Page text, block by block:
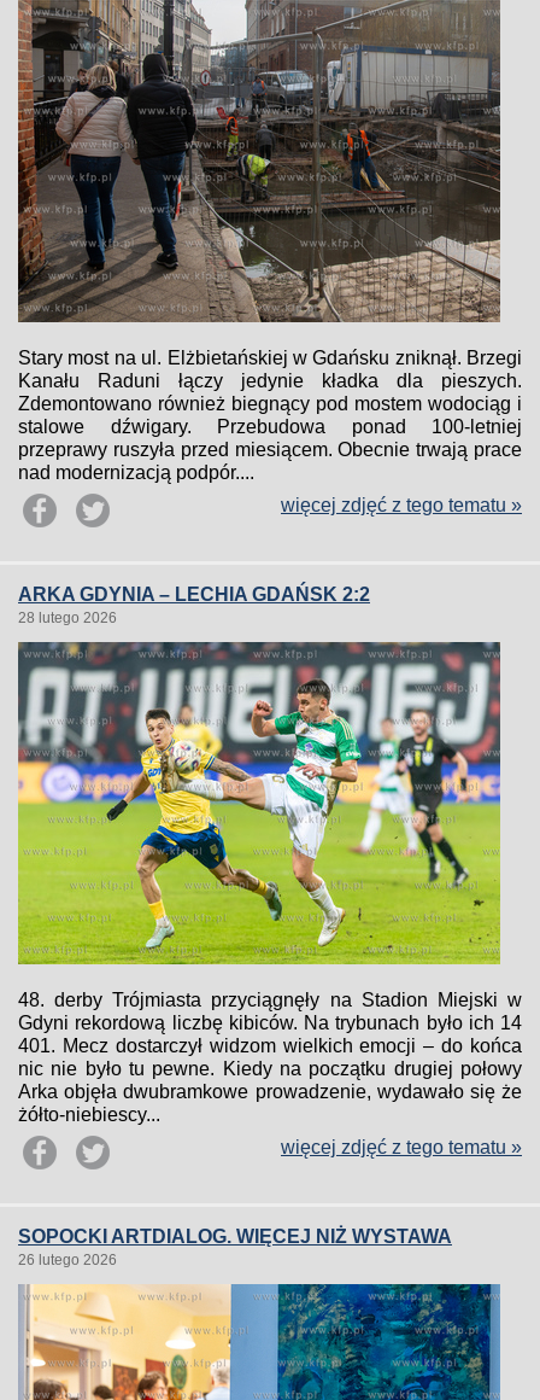
Stary most na ul. Elżbietańskiej w Gdańsku zniknął. Brzegi
Kanału Raduni łączy jedynie kładka dla pieszych.
Zdemontowano również biegnący pod mostem wodociąg i
stalowe dźwigary. Przebudowa ponad 100-letniej
przeprawy ruszyła przed miesiącem. Obecnie trwają prace
nad modernizacją podpór....
więcej zdjęć z tego tematu »
ARKA GDYNIA – LECHIA GDAŃSK 2:2
28 lutego 2026
48. derby Trójmiasta przyciągnęły na Stadion Miejski w
Gdyni rekordową liczbę kibiców. Na trybunach było ich 14
401. Mecz dostarczył widzom wielkich emocji – do końca
nic nie było tu pewne. Kiedy na początku drugiej połowy
Arka objęła dwubramkowe prowadzenie, wydawało się że
żółto-niebiescy...
więcej zdjęć z tego tematu »
SOPOCKI ARTDIALOG. WIĘCEJ NIŻ WYSTAWA
26 lutego 2026